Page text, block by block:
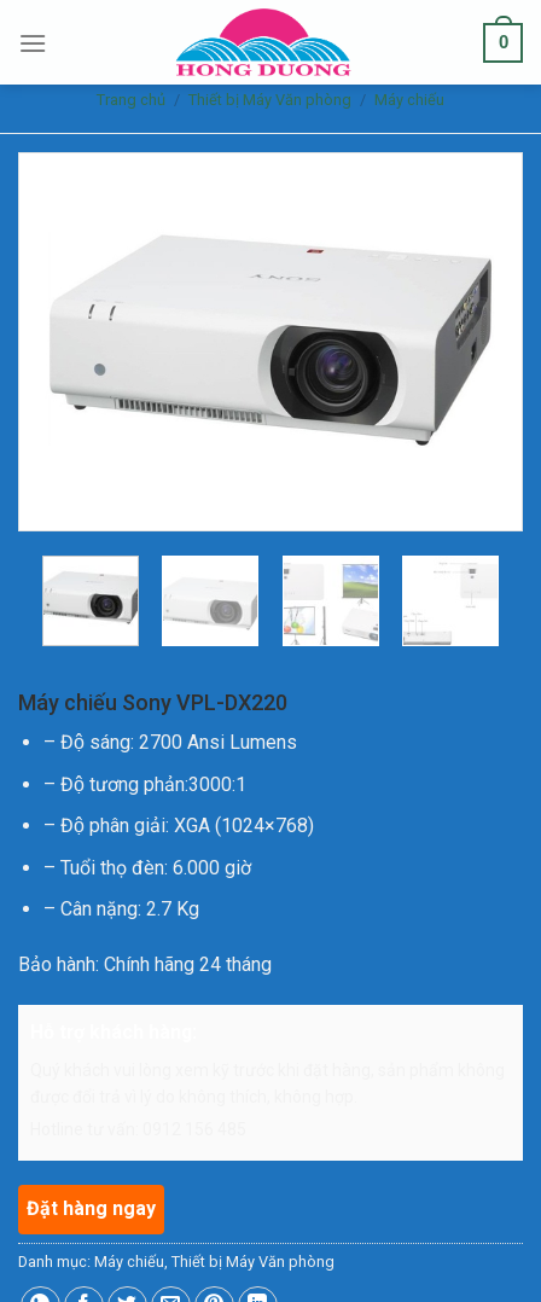
0
Trang chủ / Thiết bị Máy Văn phòng / Máy chiếu
Máy chiếu Sony VPL-DX220
– Độ sáng: 2700 Ansi Lumens
– Độ tương phản:3000:1
– Độ phân giải: XGA (1024×768)
– Tuổi thọ đèn: 6.000 giờ
– Cân nặng: 2.7 Kg
Bảo hành: Chính hãng 24 tháng
Đặt hàng ngay
Danh mục: Máy chiếu Thiết bị Máy Văn phòng